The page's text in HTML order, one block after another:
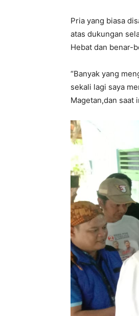
Pria yang biasa
atas dukungan
Hebat dan benar-
“Banyak yang
sekali lagi saya
Magetan,dan saat